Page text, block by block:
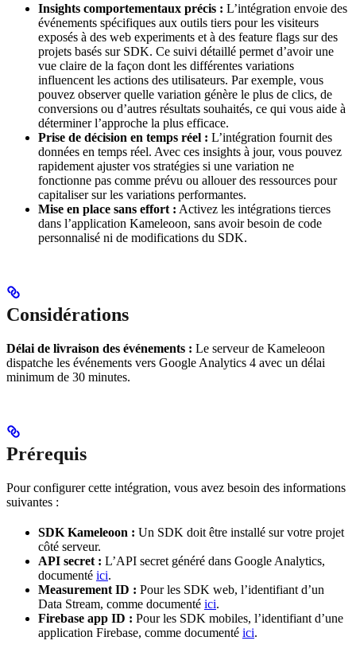
Insights comportementaux précis : L’intégration envoie des
événements spécifiques aux outils tiers pour les visiteurs
exposés à des web experiments et à des feature flags sur des
projets basés sur SDK. Ce suivi détaillé permet d’avoir une
vue claire de la façon dont les différentes variations
influencent les actions des utilisateurs. Par exemple, vous
pouvez observer quelle variation génère le plus de clics, de
conversions ou d’autres résultats souhaités, ce qui vous aide à
déterminer l’approche la plus efficace.
Prise de décision en temps réel : L’intégration fournit des
données en temps réel. Avec ces insights à jour, vous pouvez
rapidement ajuster vos stratégies si une variation ne
fonctionne pas comme prévu ou allouer des ressources pour
capitaliser sur les variations performantes.
Mise en place sans effort : Activez les intégrations tierces
dans l’application Kameleoon, sans avoir besoin de code
personnalisé ni de modifications du SDK.
Considérations
Délai de livraison des événements : Le serveur de Kameleoon
dispatche les événements vers Google Analytics 4 avec un délai
minimum de 30 minutes.
Prérequis
Pour configurer cette intégration, vous avez besoin des informations
suivantes :
SDK Kameleoon : Un SDK doit être installé sur votre projet
côté serveur.
API secret : L’API secret généré dans Google Analytics,
documenté ici.
Measurement ID : Pour les SDK web, l’identifiant d’un
Data Stream, comme documenté ici.
Firebase app ID : Pour les SDK mobiles, l’identifiant d’une
application Firebase, comme documenté ici.